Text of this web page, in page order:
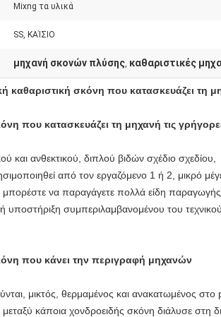
Mixng τα υλικά
SS, ΚΑΊΣΙΟ
μηχανή σκονών πλύσης, καθαριστικές
καθαριστική σκόνη που κατασκευάζει τη
που κατασκευάζει τη μηχανή τις
και ανθεκτικού, διπλού βιδών σχέδιο σχεδίου,
από τον εργαζόμενο 1 ή 2, μικρό
να παραγάγετε πολλά είδη
υποστήριξη συμπεριλαμβανομένου του
που κάνει την περιγραφή μηχανών
μικτός, θερμαμένος και ανακατωμένος
κάποια χονδροειδής σκόνη διάλυσε στη